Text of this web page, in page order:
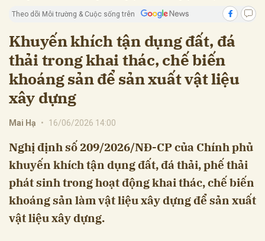
Theo dõi Môi trường & Cuộc sống trên
Khuyến khích tận dụng đất, đá
thải trong khai thác, chế biến
khoáng sản để sản xuất vật liệu
xây dựng
Mai Hạ • 16/06/2026 14:00
Nghị định số 209/2026/NĐ-CP của Chính phủ
khuyến khích tận dụng đất, đá thải, phế thải
phát sinh trong hoạt động khai thác, chế biến
khoáng sản làm vật liệu xây dựng để sản xuất
vật liệu xây dựng.
Hủy